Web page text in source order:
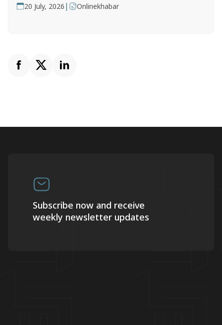
20 July, 2026 | Onlinekhabar
Subscribe now and receive
weekly newsletter updates